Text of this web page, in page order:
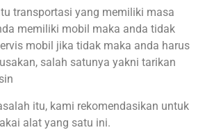
transportasi yang memiliki masa
memiliki mobil maka anda tidak
mobil jika tidak maka anda harus
salah satunya yakni tarikan
itu, kami rekomendasikan untuk
alat yang satu ini.